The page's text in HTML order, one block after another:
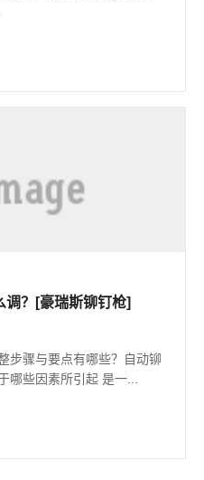
调？[豪瑞斯铆钉枪]
步骤与要点有哪些？自动铆
哪些因素所引起 是一...